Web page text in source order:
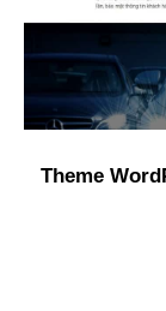
Theme